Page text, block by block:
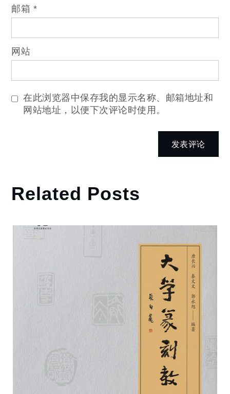
邮箱 *
网站
在此浏览器中保存我的显示名称、邮箱地址和
网站地址，以便下次评论时使用。
Related Posts